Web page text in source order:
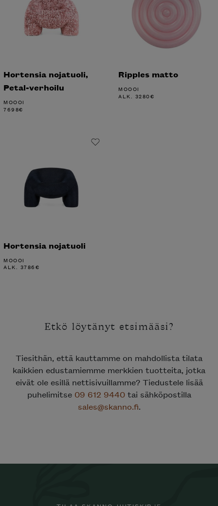
Hortensia nojatuoli,
Petal-verhoilu
MOOOI
7698€
Ripples matto
MOOOI
ALK. 3280€
Hortensia nojatuoli
MOOOI
ALK. 3786€
Etkö löytänyt etsimääsi?
Tiesithän, että kauttamme on mahdollista tilata
kaikkien edustamiemme merkkien tuotteita, jotka
eivät ole esillä nettisivuillamme? Tiedustele lisää
puhelimitse 09 612 9440tai sähköpostilla
sales@skanno.fi.